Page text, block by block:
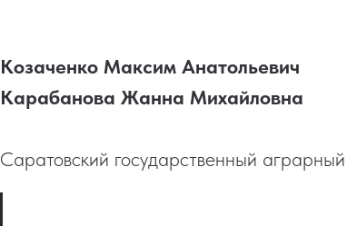
Козаченко Максим Анатольевич
Карабанова Жанна Михайловна
Саратовский государственный